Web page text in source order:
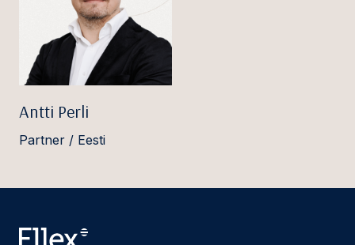
Antti Perli
Partner / Eesti